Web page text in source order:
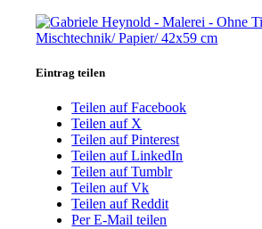
Eintrag teilen
Teilen auf Facebook
Teilen auf X
Teilen auf Pinterest
Teilen auf LinkedIn
Teilen auf Tumblr
Teilen auf Vk
Teilen auf Reddit
Per E-Mail teilen